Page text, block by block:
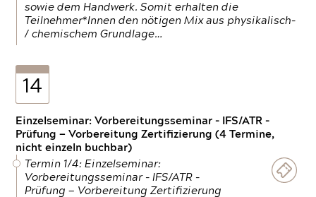
sowie dem Handwerk. Somit erhalten die
Teilnehmer*Innen den nötigen Mix aus physikalisch-
/ chemischem Grundlage…
14
Einzelseminar: Vorbereitungsseminar - IFS/ATR -
Prüfung — Vorbereitung Zertifizierung (4 Termine,
nicht einzeln buchbar)
Termin 1/4: Einzelseminar:
Vorbereitungsseminar - IFS/ATR -
Prüfung — Vorbereitung Zertifizierung